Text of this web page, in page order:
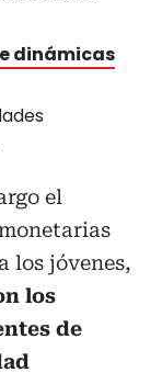
dinámicas
el
los jóvenes,
los
de